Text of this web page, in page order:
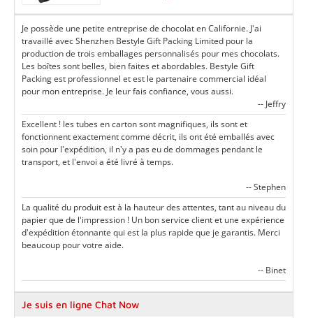
Je possède une petite entreprise de chocolat en Californie. J'ai
travaillé avec Shenzhen Bestyle Gift Packing Limited pour la
production de trois emballages personnalisés pour mes chocolats.
Les boîtes sont belles, bien faites et abordables. Bestyle Gift
Packing est professionnel et est le partenaire commercial idéal
pour mon entreprise. Je leur fais confiance, vous aussi.
-- Jeffry
Excellent ! les tubes en carton sont magnifiques, ils sont et
fonctionnent exactement comme décrit, ils ont été emballés avec
soin pour l'expédition, il n'y a pas eu de dommages pendant le
transport, et l'envoi a été livré à temps.
-- Stephen
La qualité du produit est à la hauteur des attentes, tant au niveau du
papier que de l'impression ! Un bon service client et une expérience
d'expédition étonnante qui est la plus rapide que je garantis. Merci
beaucoup pour votre aide.
-- Binet
Je suis en ligne Chat Now